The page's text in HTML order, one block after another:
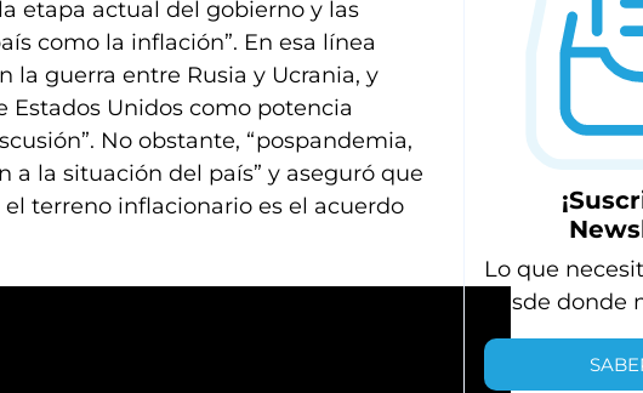
etapa actual del gobierno y las
como la inflación”. En esa línea
la guerra entre Rusia y Ucrania, y
Estados Unidos como potencia
No obstante, “pospandemia,
a la situación del país” y aseguró que
el terreno inflacionario es el acuerdo
Lo que
desde donde